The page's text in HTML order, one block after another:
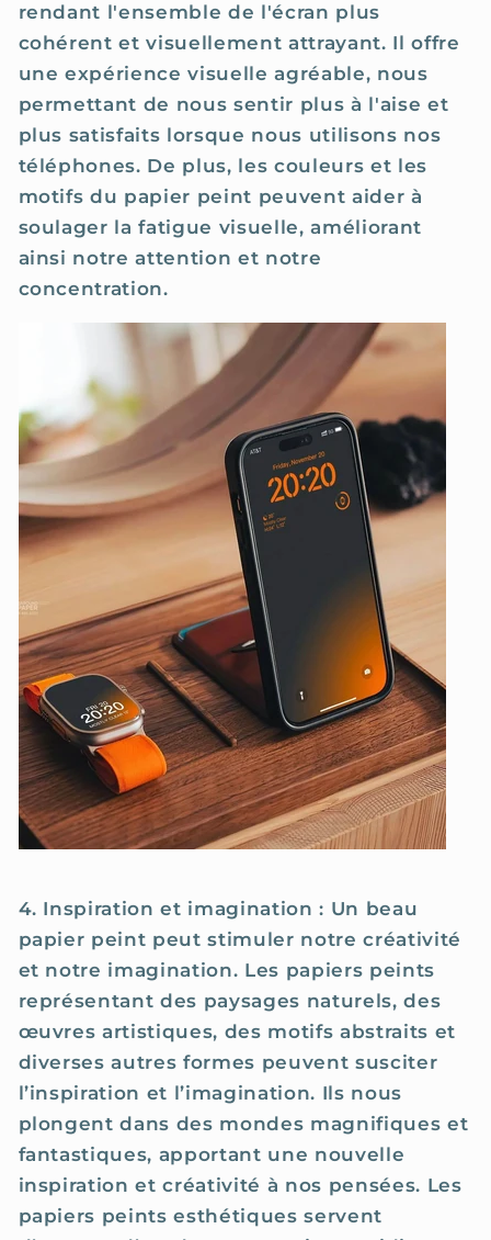
rendant l'ensemble de l'écran plus
cohérent et visuellement attrayant. Il offre
une expérience visuelle agréable, nous
permettant de nous sentir plus à l'aise et
plus satisfaits lorsque nous utilisons nos
téléphones. De plus, les couleurs et les
motifs du papier peint peuvent aider à
soulager la fatigue visuelle, améliorant
ainsi notre attention et notre
concentration.
4. Inspiration et imagination : Un beau
papier peint peut stimuler notre créativité
et notre imagination. Les papiers peints
représentant des paysages naturels, des
œuvres artistiques, des motifs abstraits et
diverses autres formes peuvent susciter
l’inspiration et l’imagination. Ils nous
plongent dans des mondes magnifiques et
fantastiques, apportant une nouvelle
inspiration et créativité à nos pensées. Les
papiers peints esthétiques servent